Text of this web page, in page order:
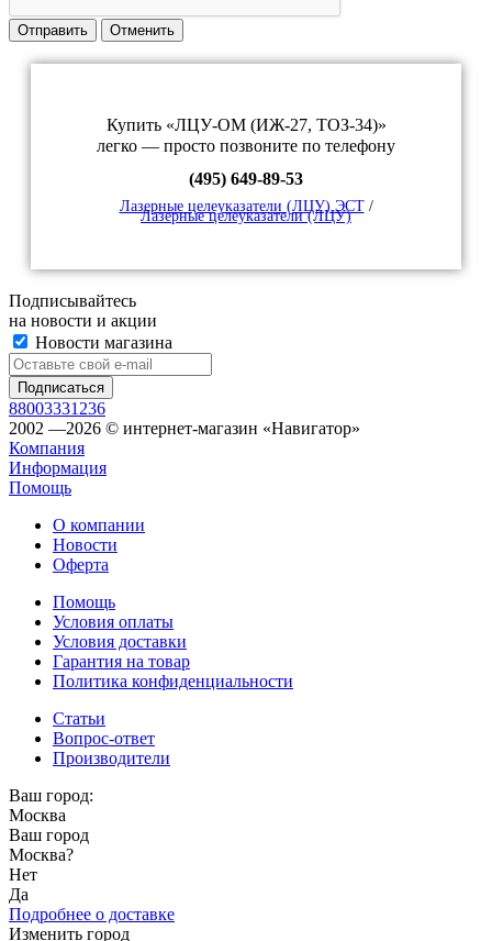
Отправить Отменить
Купить «ЛЦУ-ОМ (ИЖ-27, ТОЗ-34)»
легко — просто позвоните по телефону
(495) 649-89-53
Лазерные целеуказатели (ЛЦУ) ЭСТ/
Лазерные целеуказатели (ЛЦУ)
Подписывайтесь
на новости и акции
Новости магазина
88003331236
2002 —2026 © интернет-магазин «Навигатор»
Компания
Информация
Помощь
О компании
Новости
Оферта
Помощь
Условия оплаты
Условия доставки
Гарантия на товар
Политика конфиденциальности
Статьи
Вопрос-ответ
Производители
Ваш город:
Москва
Ваш город
Москва?
Нет
Да
Подробнее о доставке
Изменить город